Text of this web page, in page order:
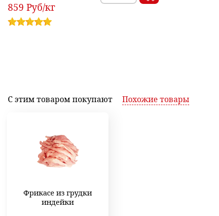
859 Руб/кг
С этим товаромпокупают Похожие товары
Фрикасе из грудки
индейки